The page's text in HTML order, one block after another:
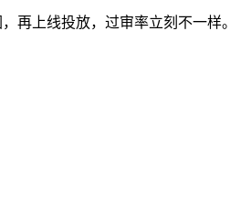
再上线投放，过审率立刻不一样。